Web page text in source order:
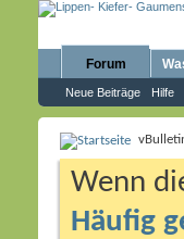
Forum
Neue Beiträge Hilfe
Wenn
Häufig